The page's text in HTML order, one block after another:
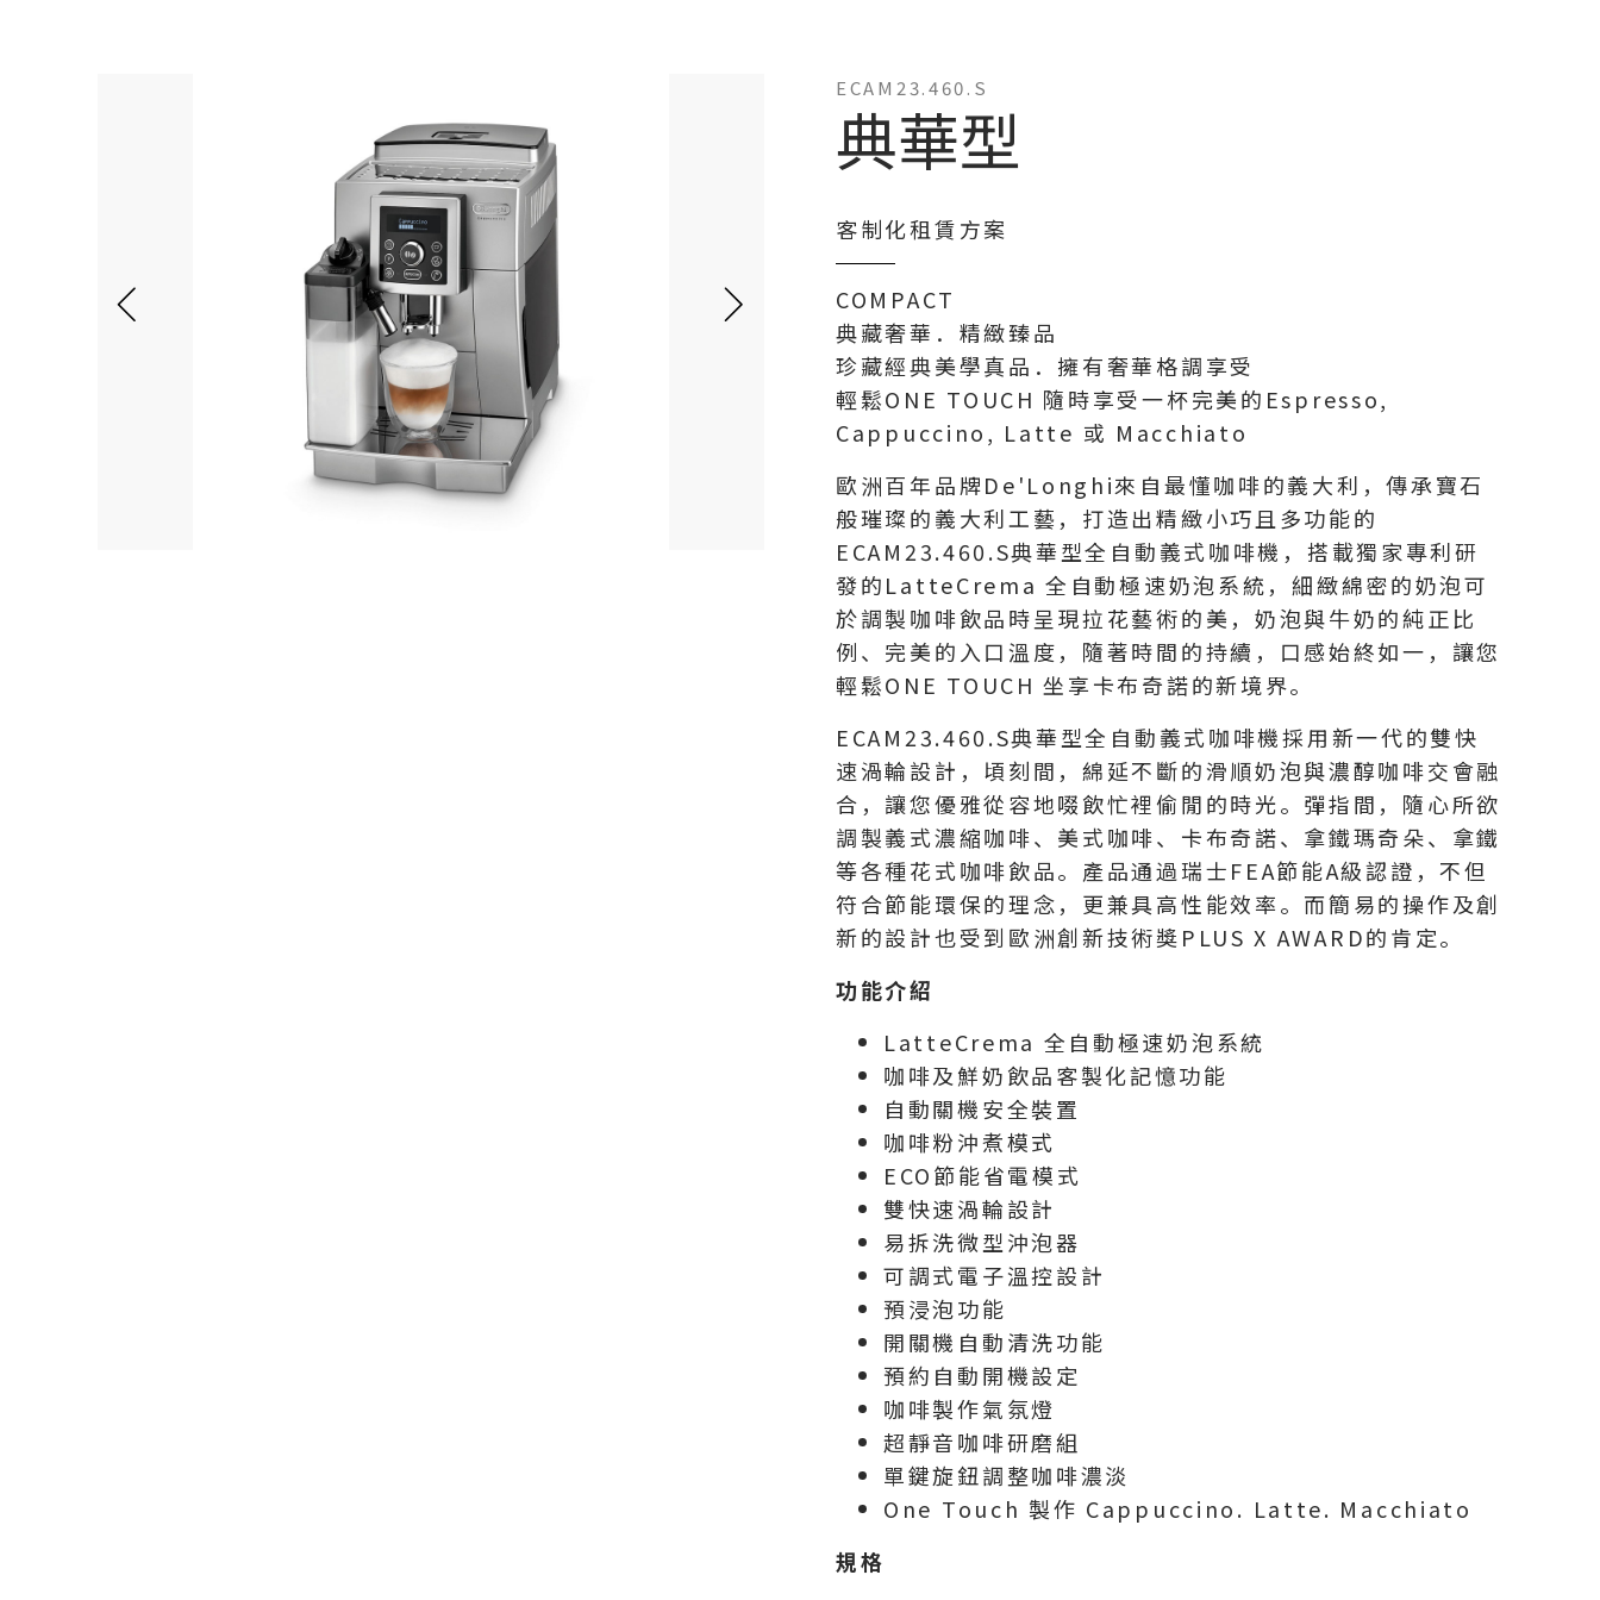
ECAM23.460.S
典華型
客制化租賃方案
COMPACT
典藏奢華．精緻臻品
珍藏經典美學真品．擁有奢華格調享受
輕鬆ONE TOUCH 隨時享受一杯完美的Espresso,
Cappuccino, Latte 或 Macchiato
歐洲百年品牌De'Longhi來自最懂咖啡的義大利，傳承寶石
般璀璨的義大利工藝，打造出精緻小巧且多功能的
ECAM23.460.S典華型全自動義式咖啡機，搭載獨家專利研
發的LatteCrema 全自動極速奶泡系統，細緻綿密的奶泡可
於調製咖啡飲品時呈現拉花藝術的美，奶泡與牛奶的純正比
例、完美的入口溫度，隨著時間的持續，口感始終如一，讓您
輕鬆ONE TOUCH 坐享卡布奇諾的新境界。
ECAM23.460.S典華型全自動義式咖啡機採用新一代的雙快
速渦輪設計，頃刻間，綿延不斷的滑順奶泡與濃醇咖啡交會融
合，讓您優雅從容地啜飲忙裡偷閒的時光。彈指間，隨心所欲
調製義式濃縮咖啡、美式咖啡、卡布奇諾、拿鐵瑪奇朵、拿鐵
等各種花式咖啡飲品。產品通過瑞士FEA節能A級認證，不但
符合節能環保的理念，更兼具高性能效率。而簡易的操作及創
新的設計也受到歐洲創新技術獎PLUS X AWARD的肯定。
功能介紹
LatteCrema 全自動極速奶泡系統
咖啡及鮮奶飲品客製化記憶功能
自動關機安全裝置
咖啡粉沖煮模式
ECO節能省電模式
雙快速渦輪設計
易拆洗微型沖泡器
可調式電子溫控設計
預浸泡功能
開關機自動清洗功能
預約自動開機設定
咖啡製作氣氛燈
超靜音咖啡研磨組
單鍵旋鈕調整咖啡濃淡
One Touch 製作 Cappuccino. Latte. Macchiato
規格